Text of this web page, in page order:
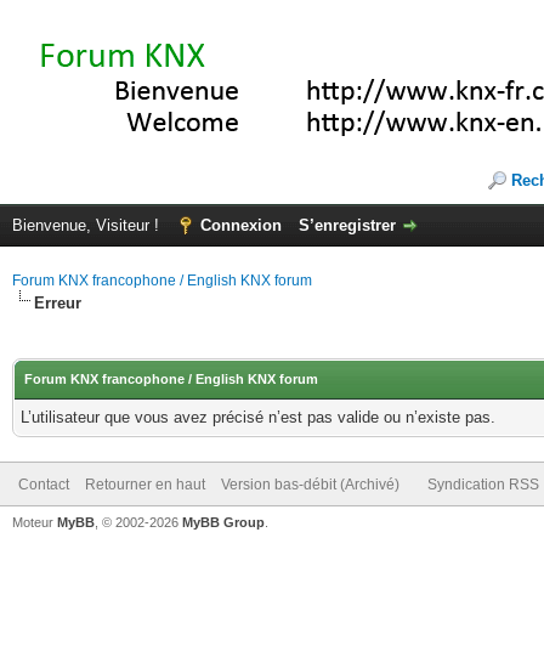
Bienvenue, Visiteur ! Connexion S’enregistrer
Forum KNX francophone / English KNX forum
Erreur
Forum KNX francophone / English KNX forum
L’utilisateur que vous avez précisé n’est pas valide ou n’existe pas.
Contact Retourner en haut Version bas-débit (Archivé) Syndication RSS
Moteur MyBB , © 2002-2026 MyBB Group